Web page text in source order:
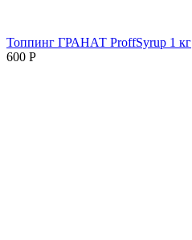
Топпинг ГРАНАТ ProffSyrup 1 кг
600 Р